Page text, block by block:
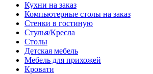
Кухни на заказ
Компьютерные столы на заказ
Стенки в гостиную
Стулья/Кресла
Столы
Детская мебель
Мебель для прихожей
Кровати